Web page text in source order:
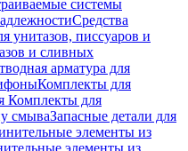
системы
Средства
унитазов, писсуаров и
и сливных
арматура для
Комплекты для
Комплекты для
смываЗапасные детали для
элементы из
элементы из